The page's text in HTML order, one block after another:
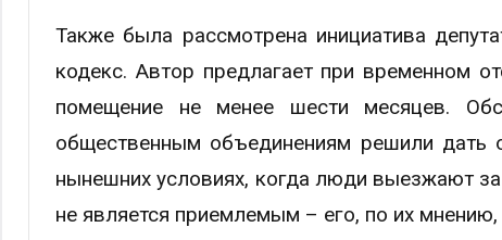
Также была рассмотрена инициатива
кодекс. Автор предлагает при временном
помещение не менее шести месяцев.
общественным объединениям решили дать
нынешних условиях, когда люди выезжают
не является приемлемым – его, по их